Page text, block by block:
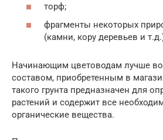
торф;
фрагменты некоторых
(камни, кору деревьев и
Начинающим цветоводам лучше
составом, приобретенным в
такого грунта предназначен для
растений и содержит все
органические вещества.